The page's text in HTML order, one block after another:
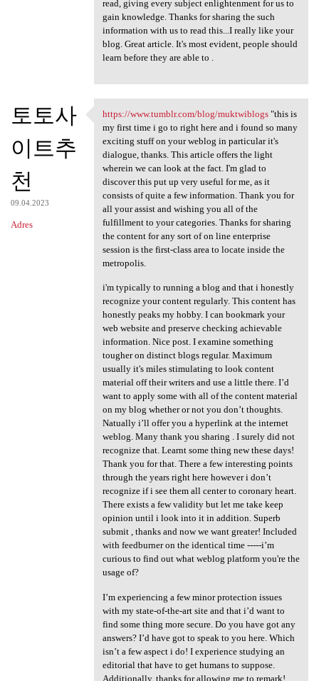
read, giving every subject enlightenment for us to
gain knowledge. Thanks for sharing the such
information with us to read this...I really like your
blog. Great article. It's most evident, people should
learn before they are able to .
토토사
이트추
천
09.04.2023
Adres
https://www.tumblr.com/blog
https://www.tumblr.com/blog/muktwiblogs"this is
my first time i go to right here and i found so many
exciting stuff on your weblog in particular it's
dialogue, thanks. This article offers the light
wherein we can look at the fact. I'm glad to
discover this put up very useful for me, as it
consists of quite a few information. Thank you for
all your assist and wishing you all of the
fulfillment to your categories. Thanks for sharing
the content for any sort of on line enterprise
session is the first-class area to locate inside the
metropolis.
i'm typically to running a blog and that i honestly
recognize your content regularly. This content has
honestly peaks my hobby. I can bookmark your
web website and preserve checking achievable
information. Nice post. I examine something
tougher on distinct blogs regular. Maximum
usually it's miles stimulating to look content
material off their writers and use a little there. I’d
want to apply some with all of the content material
on my blog whether or not you don’t thoughts.
Natually i’ll offer you a hyperlink at the internet
weblog. Many thank you sharing . I surely did not
recognize that. Learnt some thing new these days!
Thank you for that. There a few interesting points
through the years right here however i don’t
recognize if i see them all center to coronary heart.
There exists a few validity but let me take keep
opinion until i look into it in addition. Superb
submit , thanks and now we want greater! Included
with feedburner on the identical time -----i’m
curious to find out what weblog platform you're the
usage of?
I’m experiencing a few minor protection issues
with my state-of-the-art site and that i’d want to
find some thing more secure. Do you have got any
answers? I’d have got to speak to you here. Which
isn’t a few aspect i do! I experience studying an
editorial that have to get humans to suppose.
Additionally, thanks for allowing me to remark!